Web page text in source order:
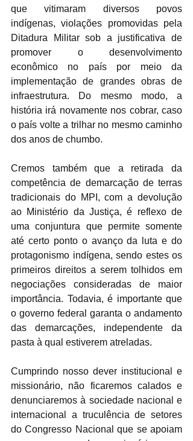
que vitimaram diversos povos
indígenas, violações promovidas pela
Ditadura Militar sob a justificativa de
promover o desenvolvimento
econômico no país por meio da
implementação de grandes obras de
infraestrutura. Do mesmo modo, a
história irá novamente nos cobrar, caso
o país volte a trilhar no mesmo caminho
dos anos de chumbo.
Cremos também que a retirada da
competência de demarcação de terras
tradicionais do MPI, com a devolução
ao Ministério da Justiça, é reflexo de
uma conjuntura que permite somente
até certo ponto o avanço da luta e do
protagonismo indígena, sendo estes os
primeiros direitos a serem tolhidos em
negociações consideradas de maior
importância. Todavia, é importante que
o governo federal garanta o andamento
das demarcações, independente da
pasta à qual estiverem atreladas.
Cumprindo nosso dever institucional e
missionário, não ficaremos calados e
denunciaremos à sociedade nacional e
internacional a truculência de setores
do Congresso Nacional que se apoiam